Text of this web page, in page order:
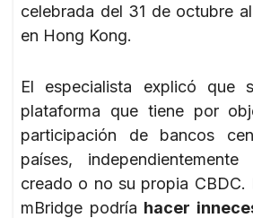
celebrada del 31 de octubre
en Hong Kong.
El especialista explicó que
plataforma que tiene por
participación de bancos
países,
creado o no su propia CBDC.
mBridge podría hacer